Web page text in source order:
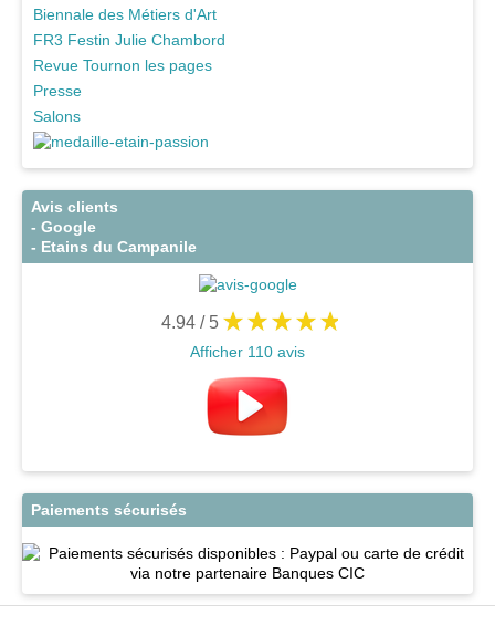
Biennale des Métiers d'Art
FR3 Festin Julie Chambord
Revue Tournon les pages
Presse
Salons
Avis clients
- Google
- Etains du Campanile
4.94/ 5
Afficher 110 avis
Paiements sécurisés